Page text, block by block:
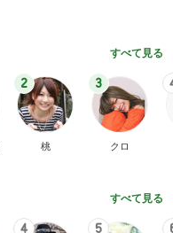
すべて見る
2
桃
3
クロ
すべて見る
4 5